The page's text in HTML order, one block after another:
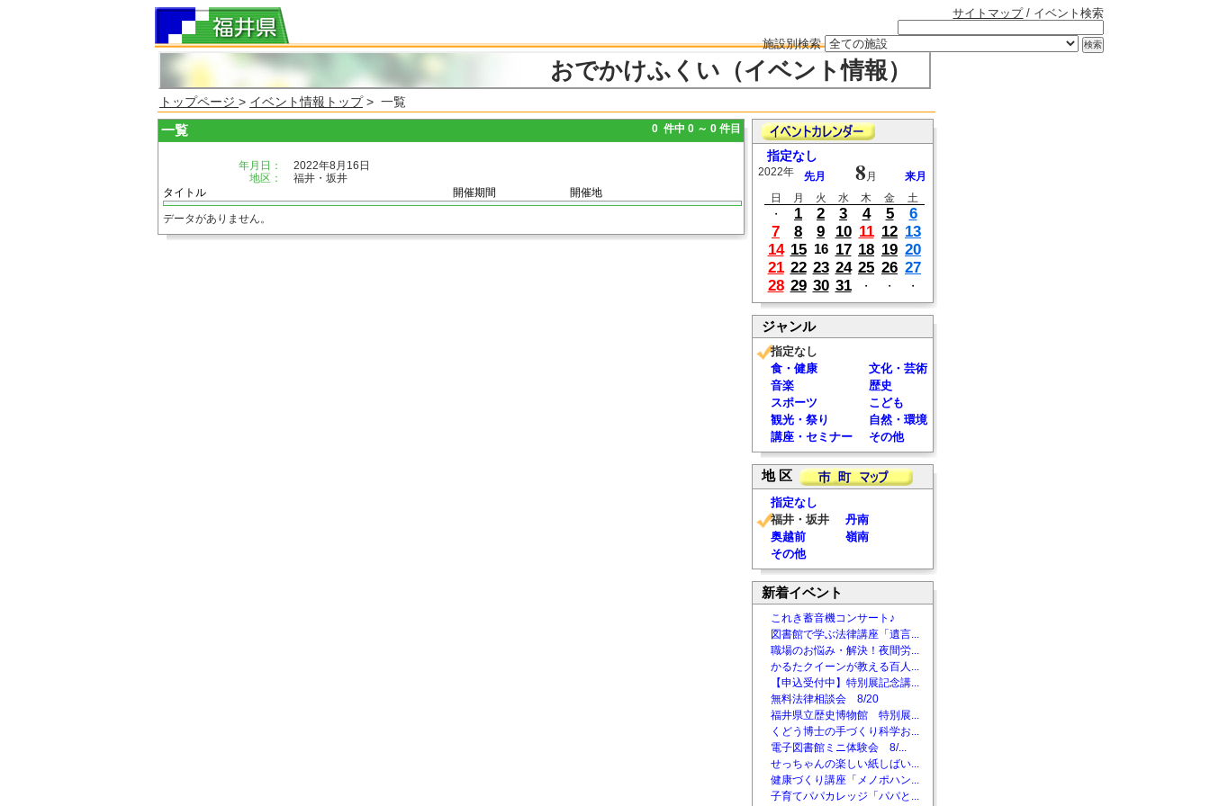
サイトマップ/ イベント検索
施設別検索
おでかけふくい（イベント情報）
トップページ > イベント情報トップ> 一覧
一覧 0 件中 0 ～ 0 件目
年月日：
2022年8月16日
地区：
福井・坂井
タイトル
開催期間 開催地
データがありません。
指定なし
2022年 先月 8 月
来月
日
月 火 水 木 金
土
・
1 2 3 4 5
6
7
8 9 10 11 12 13
14 15 16 17 18 19 20
21 22 23 24 25 26 27
28 29 30 31 ・ ・ ・
ジャンル
指定なし
食・健康
文化・芸術
音楽
歴史
スポーツ
こども
観光・祭り
自然・環境
講座・セミナー
その他
地 区
指定なし
福井・坂井
丹南
奥越前
嶺南
その他
新着イベント
これき蓄音機コンサート♪
図書館で学ぶ法律講座「遺言...
職場のお悩み・解決！夜間労...
かるたクイーンが教える百人...
【申込受付中】特別展記念講...
無料法律相談会 8/20
福井県立歴史博物館 特別展...
くどう博士の手づくり科学お...
電子図書館ミニ体験会 8/...
せっちゃんの楽しい紙しばい...
健康づくり講座「メノポハン...
子育てパパカレッジ「パパと...